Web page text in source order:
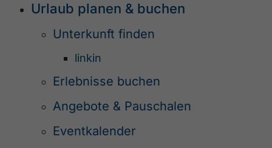
Urlaub planen & buchen
Unterkunft finden
linkin
Erlebnisse buchen
Angebote & Pauschalen
Eventkalender